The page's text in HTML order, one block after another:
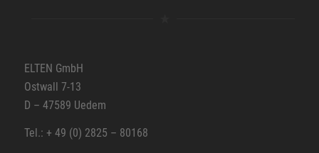
ELTEN GmbH
Ostwall 7-13
D – 47589 Uedem
Tel.: + 49 (0) 2825 – 80168